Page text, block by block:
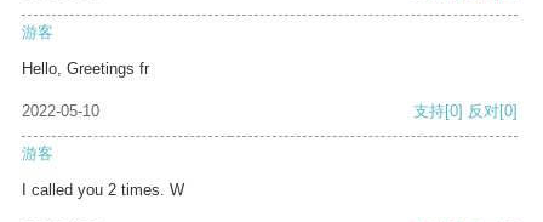
游客
Hello, Greetings fr
2022-05-10 支持[0] 反对[0]
游客
I called you 2 times. W